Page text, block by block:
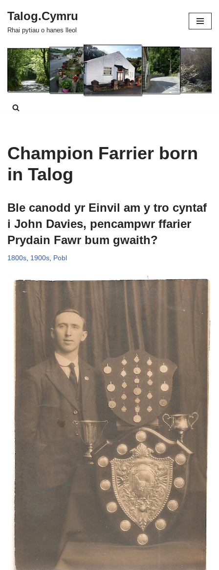
Skip
content
Talog.Cymru
Rhai pytiau o hanes lleol
Champion Farrier born
in Talog
Ble canodd yr Einvil am y tro cyntaf
i John Davies, pencampwr ffarier
Prydain Fawr bum gwaith?
1800s, 1900s, Pobl